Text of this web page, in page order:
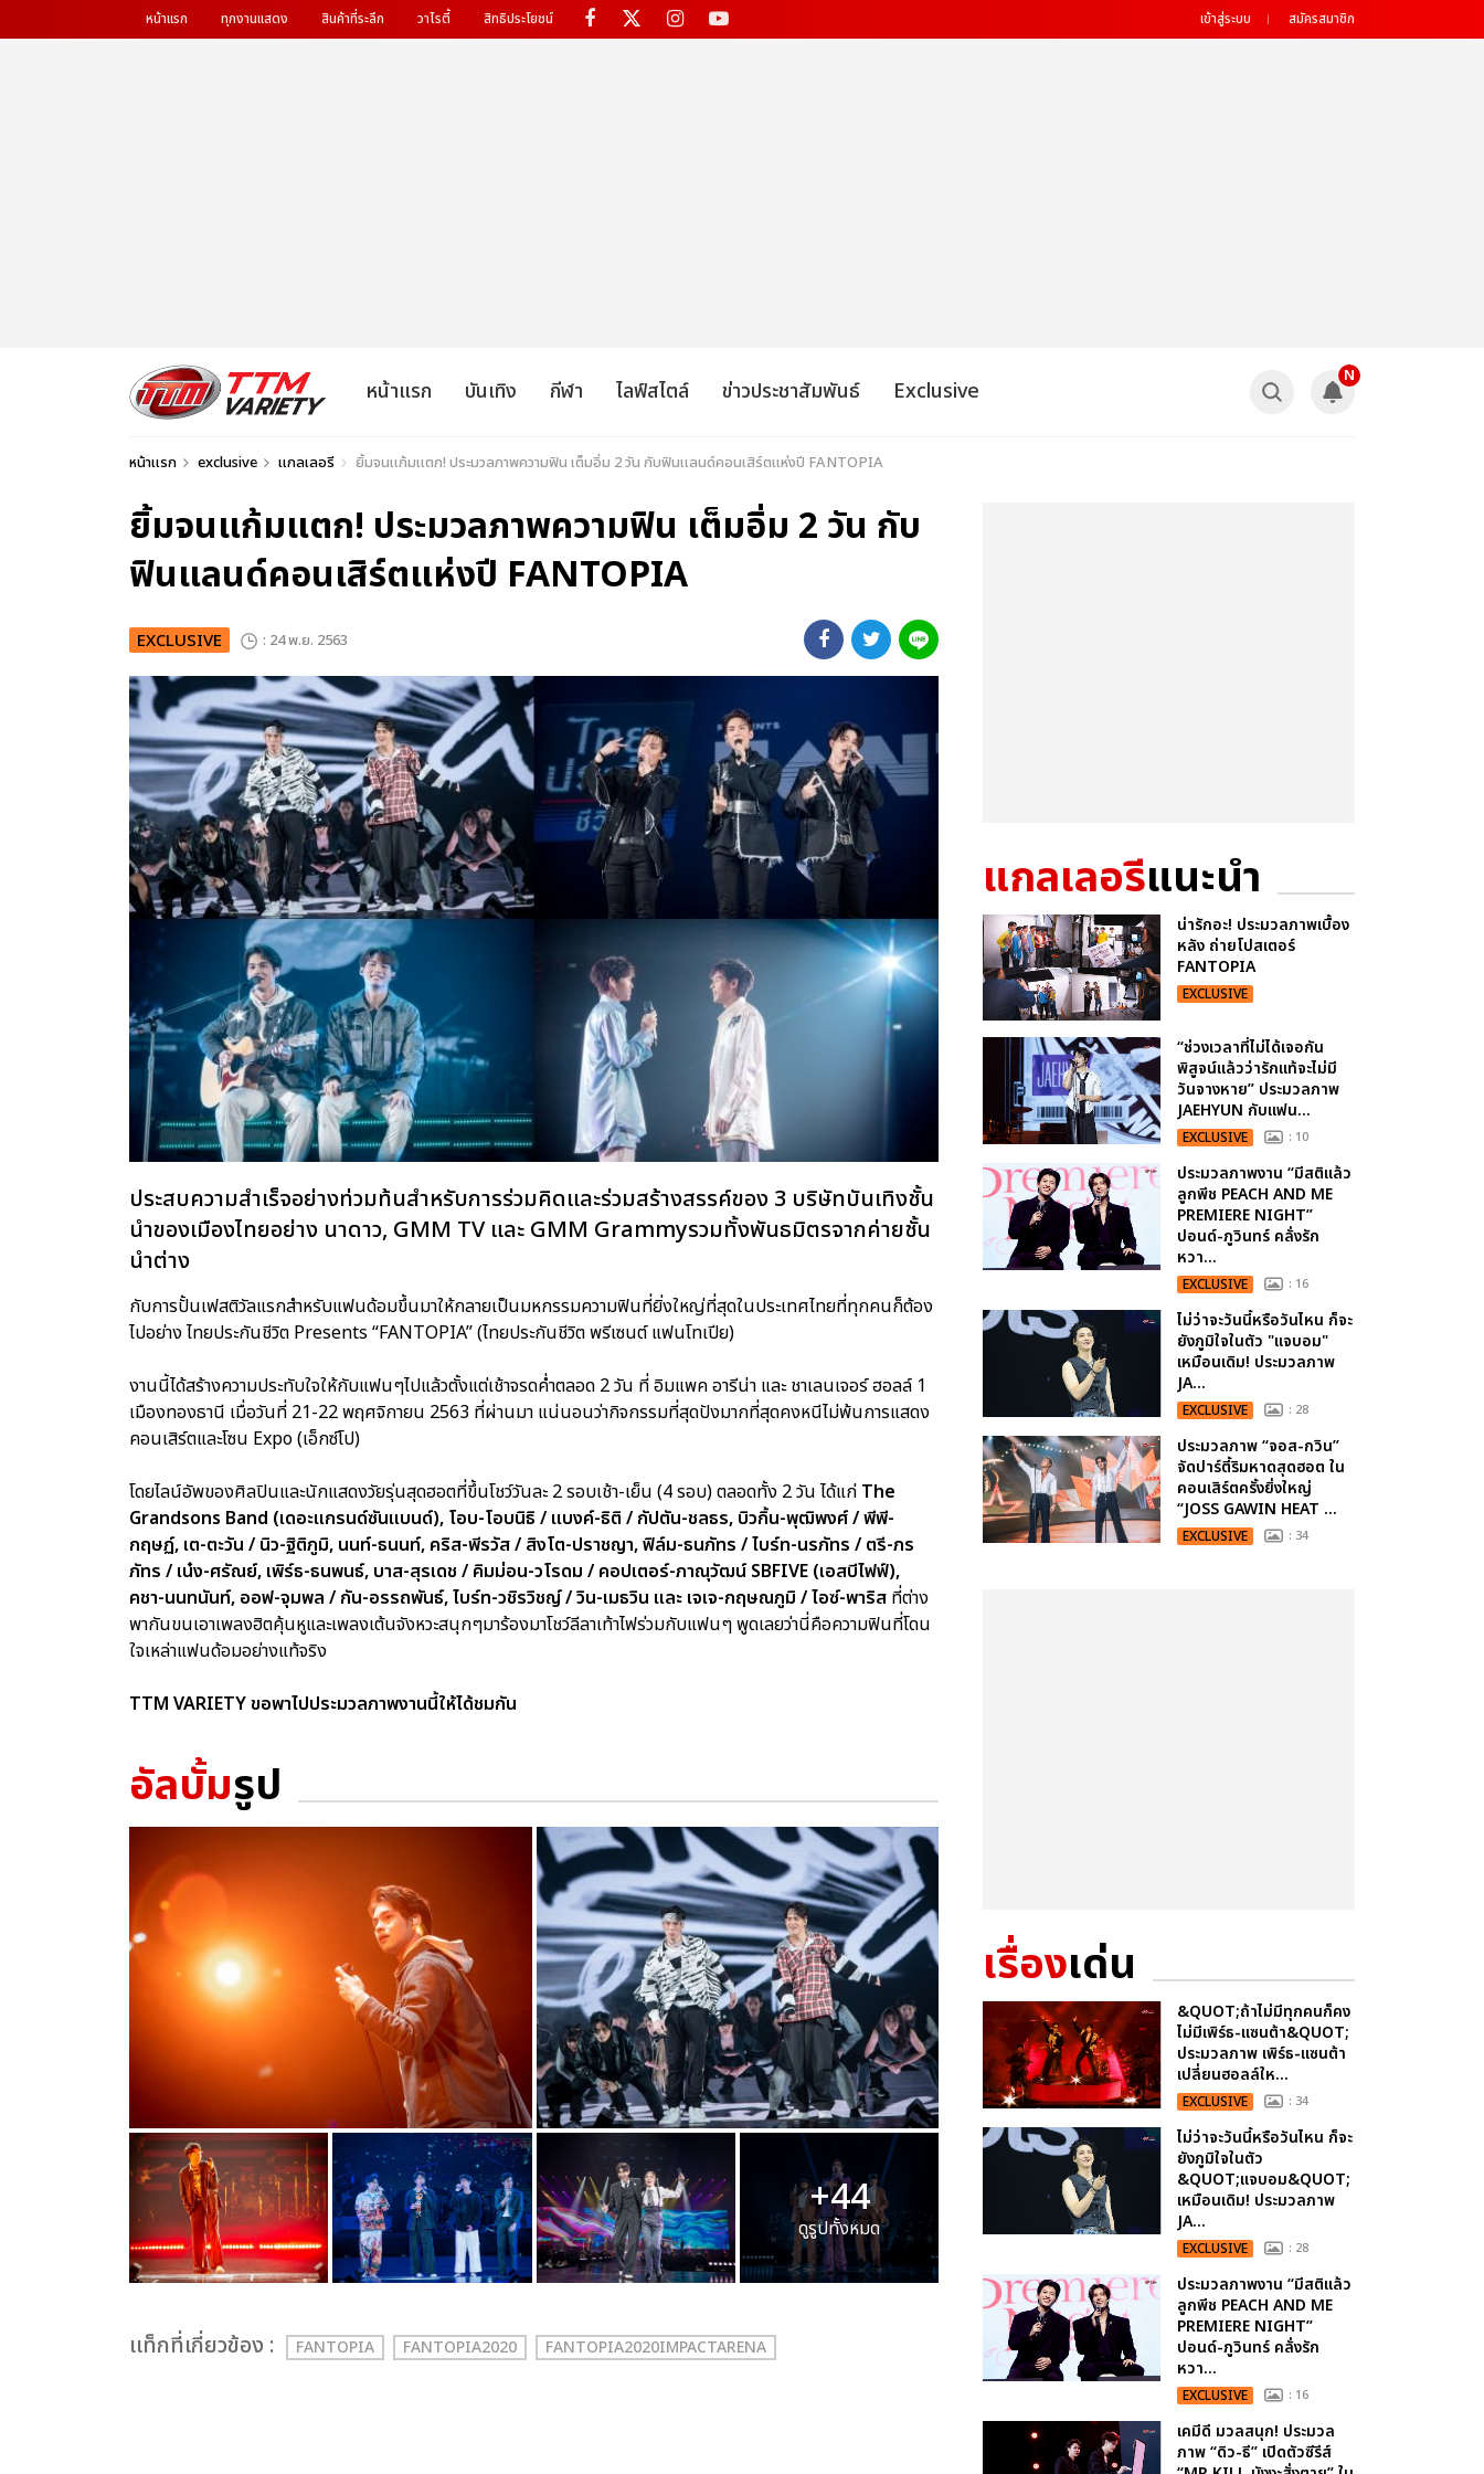
หน้าแรก ทุกงานแสดง สินค้าที่ระลึก วาไรตี้ สิทธิประโยชน์ เข้าสู่ระบบ สมัครสมาชิก
หน้าแรก บันเทิง กีฬา ไลฟ์สไตล์ ข่าวประชาสัมพันธ์ Exclusive
N
หน้าแรก exclusive แกลเลอรี ยิ้มจนแก้มแตก! ประมวลภาพความฟิน เต็มอิ่ม 2 วัน กับฟินแลนด์คอนเสิร์ตแห่งปี FANTOPIA
ยิ้มจนแก้มแตก! ประมวลภาพความฟิน เต็มอิ่ม 2 วัน กับ
ฟินแลนด์คอนเสิร์ตแห่งปี FANTOPIA
EXCLUSIVE : 24 พ.ย. 2563
ประสบความสำเร็จอย่างท่วมท้นสำหรับการร่วมคิดและร่วมสร้างสรรค์ของ 3 บริษัทบันเทิงชั้น
นำของเมืองไทยอย่าง นาดาว, GMM TV และ GMM Grammyรวมทั้งพันธมิตรจากค่ายชั้น
นำต่าง
กับการปั้นเฟสติวัลแรกสำหรับแฟนด้อมขึ้นมาให้กลายเป็นมหกรรมความฟินที่ยิ่งใหญ่ที่สุดในประเทศไทยที่ทุกคนก็ต้อง
ไปอย่าง ไทยประกันชีวิต Presents “FANTOPIA” (ไทยประกันชีวิต พรีเซนต์ แฟนโทเปีย)
งานนี้ได้สร้างความประทับใจให้กับแฟนๆไปแล้วตั้งแต่เช้าจรดค่ำตลอด 2 วัน ที่ อิมแพค อารีน่า และ ชาเลนเจอร์ ฮอลล์ 1
เมืองทองธานี เมื่อวันที่ 21-22 พฤศจิกายน 2563 ที่ผ่านมา แน่นอนว่ากิจกรรมที่สุดปังมากที่สุดคงหนีไม่พ้นการแสดง
คอนเสิร์ตและโซน Expo (เอ็กซ์โป)
โดยไลน์อัพของศิลปินและนักแสดงวัยรุ่นสุดฮอตที่ขึ้นโชว์วันละ 2 รอบเช้า-เย็น (4 รอบ) ตลอดทั้ง 2 วัน ได้แก่ The
Grandsons Band (เดอะแกรนด์ซันแบนด์), โอบ-โอบนิธิ / แบงค์-ธิติ / กัปตัน-ชลธร, บิวกิ้น-พุฒิพงศ์ / พีพี-
กฤษฏ์, เต-ตะวัน / นิว-ฐิติภูมิ, นนท์-ธนนท์, คริส-พีรวัส / สิงโต-ปราชญา, ฟิล์ม-ธนภัทร / ไบร์ท-นรภัทร / ตรี-ภร
ภัทร / เน๋ง-ศรัณย์, เพิร์ธ-ธนพนธ์, บาส-สุรเดช / คิมม่อน-วโรดม / คอปเตอร์-ภาณุวัฒน์ SBFIVE (เอสบีไฟฟ์),
คชา-นนทนันท์, ออฟ-จุมพล / กัน-อรรถพันธ์, ไบร์ท-วชิรวิชญ์ / วิน-เมธวิน และ เจเจ-กฤษณภูมิ / ไอซ์-พาริส ที่ต่าง
พากันขนเอาเพลงฮิตคุ้นหูและเพลงเต้นจังหวะสนุกๆมาร้องมาโชว์ลีลาเท้าไฟร่วมกับแฟนๆ พูดเลยว่านี่คือความฟินที่โดน
ใจเหล่าแฟนด้อมอย่างแท้จริง
TTM VARIETY ขอพาไปประมวลภาพงานนี้ให้ได้ชมกัน
อัลบั้มรูป
+44
ดูรูปทั้งหมด
เเท็กที่เกี่ยวข้อง : FANTOPIA FANTOPIA2020 FANTOPIA2020IMPACTARENA
แกลเลอรีแนะนำ
น่ารักอะ! ประมวลภาพเบื้อง
หลัง ถ่ายโปสเตอร์
FANTOPIA
EXCLUSIVE
“ช่วงเวลาที่ไม่ได้เจอกัน
พิสูจน์แล้วว่ารักแท้จะไม่มี
วันจางหาย” ประมวลภาพ
JAEHYUN กับแฟน...
EXCLUSIVE : 10
ประมวลภาพงาน “มีสติแล้ว
ลูกพีช PEACH AND ME
PREMIERE NIGHT”
ปอนด์-ภูวินทร์ คลั่งรัก
หวา...
EXCLUSIVE : 16
ไม่ว่าจะวันนี้หรือวันไหน ก็จะ
ยังภูมิใจในตัว "แจบอม"
เหมือนเดิม! ประมวลภาพ
JA...
EXCLUSIVE : 28
ประมวลภาพ “จอส-กวิน”
จัดปาร์ตี้ริมหาดสุดฮอต ใน
คอนเสิร์ตครั้งยิ่งใหญ่
“JOSS GAWIN HEAT ...
EXCLUSIVE : 34
เรื่องเด่น
&QUOT;ถ้าไม่มีทุกคนก็คง
ไม่มีเพิร์ธ-แซนต้า&QUOT;
ประมวลภาพ เพิร์ธ-แซนต้า
เปลี่ยนฮอลล์ให...
EXCLUSIVE : 34
ไม่ว่าจะวันนี้หรือวันไหน ก็จะ
ยังภูมิใจในตัว
&QUOT;แจบอม&QUOT;
เหมือนเดิม! ประมวลภาพ
JA...
EXCLUSIVE : 28
ประมวลภาพงาน “มีสติแล้ว
ลูกพีช PEACH AND ME
PREMIERE NIGHT”
ปอนด์-ภูวินทร์ คลั่งรัก
หวา...
EXCLUSIVE : 16
เคมีดี มวลสนุก! ประมวล
ภาพ “ดิว-ธี” เปิดตัวซีรีส์